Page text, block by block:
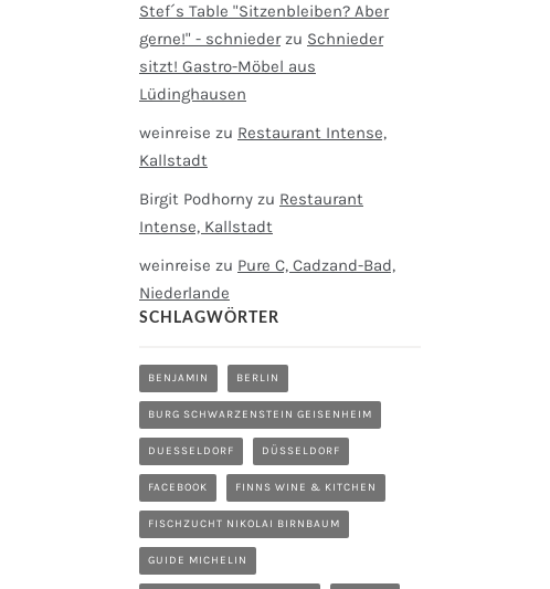
Stef´s Table "Sitzenbleiben? Aber
gerne!" - schniederzu Schnieder
sitzt! Gastro-Möbel aus
Lüdinghausen
weinreise zu Restaurant Intense,
Kallstadt
Birgit Podhorny zu Restaurant
Intense, Kallstadt
weinreise zu Pure C, Cadzand-Bad,
Niederlande
SCHLAGWÖRTER
BENJAMIN BERLIN
BURG SCHWARZENSTEIN GEISENHEIM
DUESSELDORF DÜSSELDORF
FACEBOOK FINNS WINE & KITCHEN
FISCHZUCHT NIKOLAI BIRNBAUM
GUIDE MICHELIN